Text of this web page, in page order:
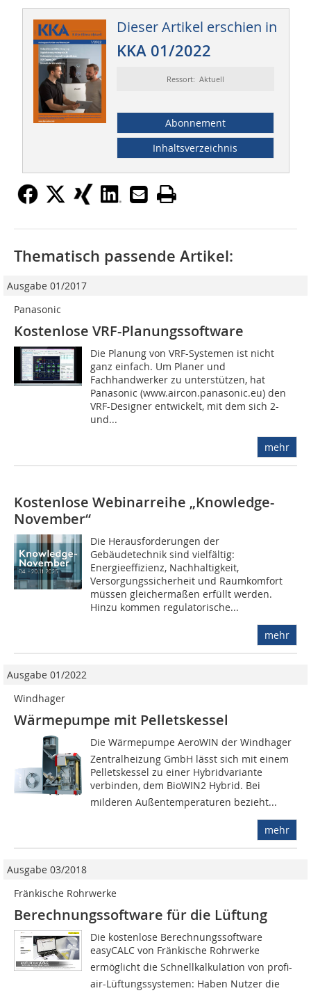
Dieser Artikel erschien in
KKA 01/2022
Ressort: Aktuell
Abonnement
Inhaltsverzeichnis
Thematisch passende Artikel:
Ausgabe 01/2017
Panasonic
Kostenlose VRF-Planungssoftware
Die Planung von VRF-Systemen ist nicht
ganz einfach. Um Planer und
Fachhandwerker zu unterstützen, hat
Panasonic (www.aircon.panasonic.eu) den
VRF-Designer entwickelt, mit dem sich 2-
und...
mehr
Kostenlose Webinarreihe „Knowledge-
November“
Die Herausforderungen der
Gebäudetechnik sind vielfältig:
Energieeffizienz, Nachhaltigkeit,
Versorgungssicherheit und Raumkomfort
müssen gleichermaßen erfüllt werden.
Hinzu kommen regulatorische...
mehr
Ausgabe 01/2022
Windhager
Wärmepumpe mit Pelletskessel
Die Wärmepumpe AeroWIN der Windhager
Zentralheizung GmbH lässt sich mit einem
Pelletskessel zu einer Hybridva­riante
verbinden, dem BioWIN2 Hybrid. Bei
milderen Außentemperaturen bezieht...
mehr
Ausgabe 03/2018
Fränkische Rohrwerke
Berechnungssoftware für die Lüftung
Die kostenlose Berechnungssoftware
easyCALC von Fränkische Rohrwerke
ermöglicht die Schnellkalkulation von profi-
air-Lüftungssystemen: Haben Nutzer die